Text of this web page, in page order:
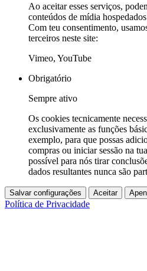
Ao aceitar esses serviços,
conteúdos de mídia
Com teu consentimento,
terceiros neste site:
Vimeo, YouTube
Obrigatório
Sempre ativo
Os cookies tecnicamente
exclusivamente as funções
exemplo, para que possas
compras ou iniciar sessão na
possível para nós tirar
dados resultantes nunca são
Salvar configurações Aceitar
Política de Privacidade